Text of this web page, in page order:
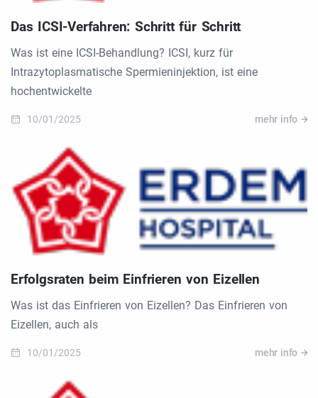
Das ICSI-Verfahren: Schritt für Schritt
Was ist eine ICSI-Behandlung? ICSI, kurz für
Intrazytoplasmatische Spermieninjektion, ist eine
hochentwickelte
10/01/2025 mehr info
Erfolgsraten beim Einfrieren von Eizellen
Was ist das Einfrieren von Eizellen? Das Einfrieren von
Eizellen, auch als
10/01/2025 mehr info